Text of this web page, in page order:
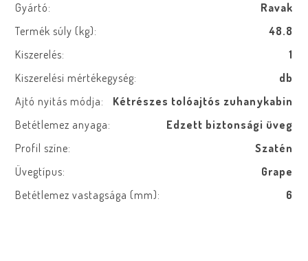
Gyártó:
Ravak
Termék súly (kg):
48.8
Kiszerelés:
1
Kiszerelési mértékegység:
db
Ajtó nyitás módja:
Kétrészes tolóajtós zuhanykabin
Betétlemez anyaga:
Edzett biztonsági üveg
Profil színe:
Szatén
Üvegtípus:
Grape
Betétlemez vastagsága (mm):
6